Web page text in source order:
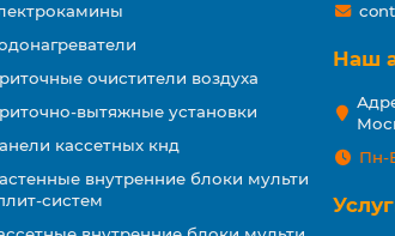
очистители воздуха
вытяжные установки
кассетных кнд
внутренние блоки мульти
систем
Наш
Пн-